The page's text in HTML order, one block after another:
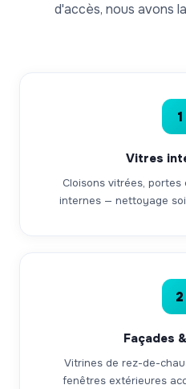
d'accès, nous avons
1
Vitres
Cloisons vitrées,
internes — nettoyage
2
Façades
Vitrines de rez-de-
fenêtres extérieures